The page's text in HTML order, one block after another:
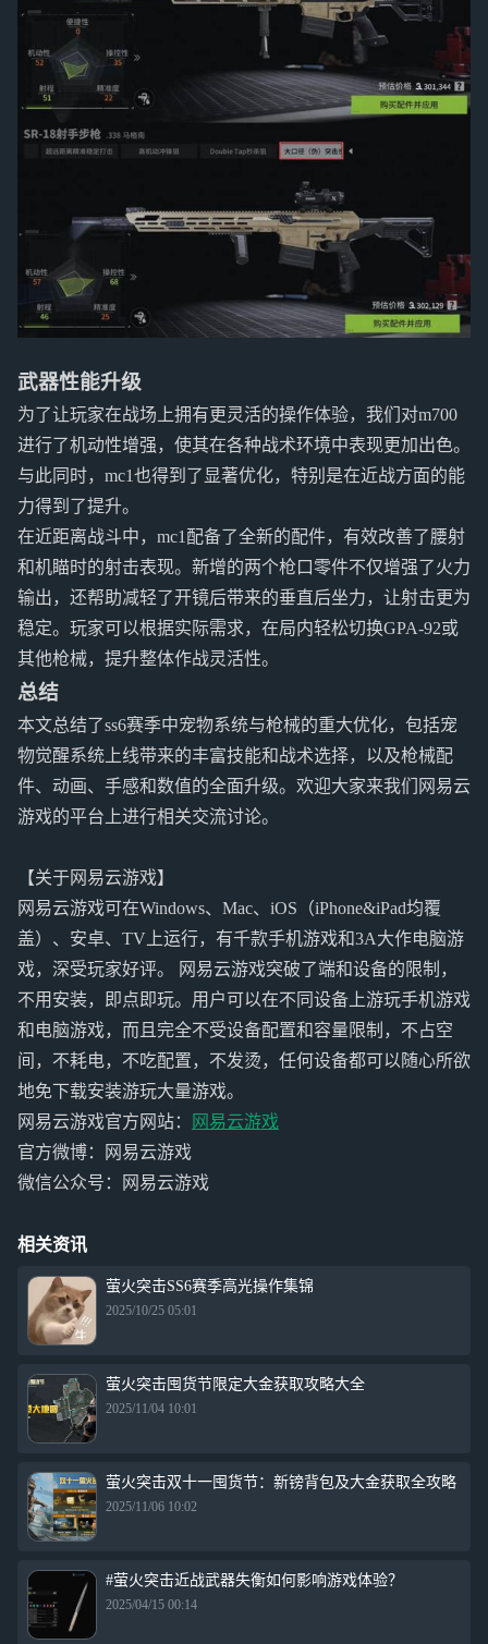
武器性能升级
为了让玩家在战场上拥有更灵活的操作体验，我们对m700
进行了机动性增强，使其在各种战术环境中表现更加出色。
与此同时，mc1也得到了显著优化，特别是在近战方面的能
力得到了提升。
在近距离战斗中，mc1配备了全新的配件，有效改善了腰射
和机瞄时的射击表现。新增的两个枪口零件不仅增强了火力
输出，还帮助减轻了开镜后带来的垂直后坐力，让射击更为
稳定。玩家可以根据实际需求，在局内轻松切换GPA-92或
其他枪械，提升整体作战灵活性。
总结
本文总结了ss6赛季中宠物系统与枪械的重大优化，包括宠
物觉醒系统上线带来的丰富技能和战术选择，以及枪械配
件、动画、手感和数值的全面升级。欢迎大家来我们网易云
游戏的平台上进行相关交流讨论。
【关于网易云游戏】
网易云游戏可在Windows、Mac、iOS（iPhone&iPad均覆
盖）、安卓、TV上运行，有千款手机游戏和3A大作电脑游
戏，深受玩家好评。 网易云游戏突破了端和设备的限制，
不用安装，即点即玩。用户可以在不同设备上游玩手机游戏
和电脑游戏，而且完全不受设备配置和容量限制，不占空
间，不耗电，不吃配置，不发烫，任何设备都可以随心所欲
地免下载安装游玩大量游戏。
网易云游戏官方网站：
网易云游戏
官方微博：网易云游戏
微信公众号：网易云游戏
相关资讯
萤火突击SS6赛季高光操作集锦
2025/10/25 05:01
萤火突击囤货节限定大金获取攻略大全
2025/11/04 10:01
萤火突击双十一囤货节：新镑背包及大金获取全攻略
2025/11/06 10:02
#萤火突击近战武器失衡如何影响游戏体验？
2025/04/15 00:14